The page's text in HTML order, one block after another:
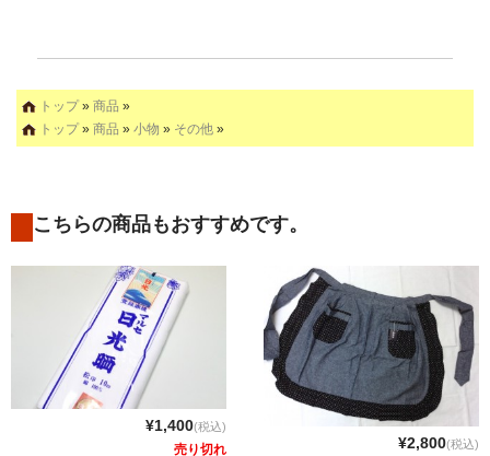
トップ» 商品 »
トップ» 商品 » 小物 » その他 »
こちらの商品もおすすめです。
¥1,400(税込)
売り切れ ¥2,800(税込)